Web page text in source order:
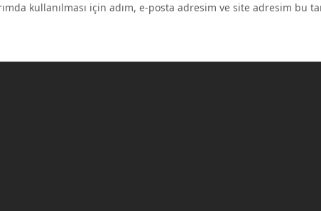
kullanılması için adım, e-posta adresim ve site adresim bu